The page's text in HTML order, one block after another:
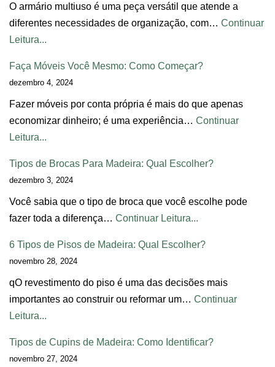
O armário multiuso é uma peça versátil que atende a
diferentes necessidades de organização, com… Continuar
Leitura...
Faça Móveis Você Mesmo: Como Começar?
dezembro 4, 2024
Fazer móveis por conta própria é mais do que apenas
economizar dinheiro; é uma experiência… Continuar
Leitura...
Tipos de Brocas Para Madeira: Qual Escolher?
dezembro 3, 2024
Você sabia que o tipo de broca que você escolhe pode
fazer toda a diferença… Continuar Leitura...
6 Tipos de Pisos de Madeira: Qual Escolher?
novembro 28, 2024
qO revestimento do piso é uma das decisões mais
importantes ao construir ou reformar um… Continuar
Leitura...
Tipos de Cupins de Madeira: Como Identificar?
novembro 27, 2024